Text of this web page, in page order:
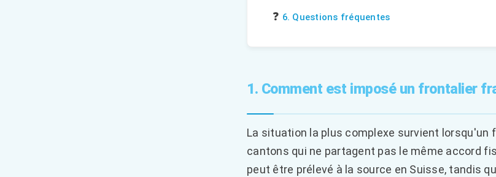
❓ 6. Questions fréquentes
1. Comment est imposé un frontalier
La situation la plus complexe survient lorsqu'un
cantons qui ne partagent pas le même accord
peut être prélevé à la source en Suisse, tandis